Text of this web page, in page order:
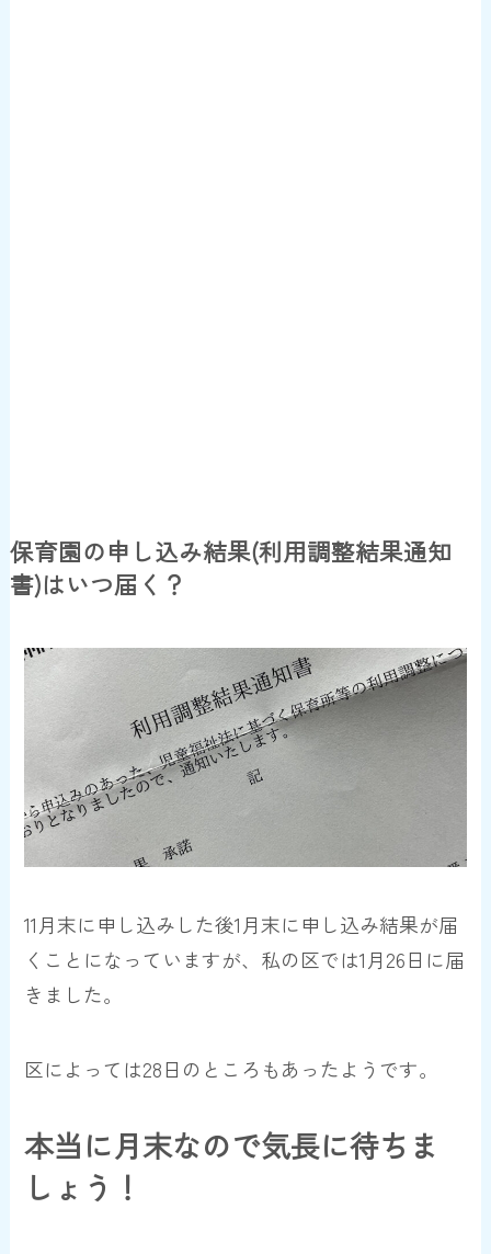
保育園の申し込み結果(利用調整結果通知
書)はいつ届く？
11月末に申し込みした後1月末に申し込み結果が届
くことになっていますが、私の区では1月26日に届
きました。
区によっては28日のところもあったようです。
本当に月末なので気長に待ちま
しょう！